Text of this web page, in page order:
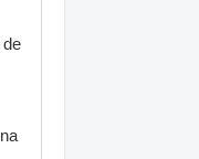
de